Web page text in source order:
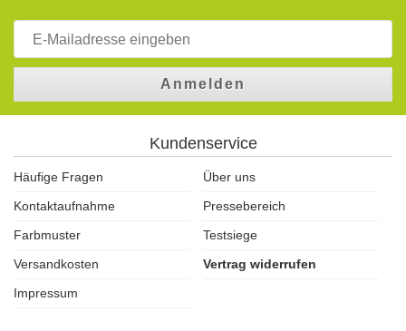
Anmelden
Kundenservice
Häufige Fragen
Über uns
Kontaktaufnahme
Pressebereich
Farbmuster
Testsiege
Versandkosten
Vertrag widerrufen
Impressum